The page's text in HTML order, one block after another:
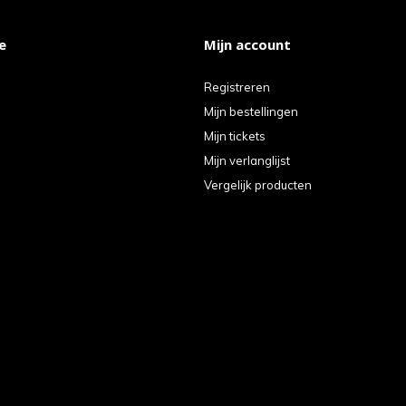
Mijn account
Registreren
Mijn bestellingen
Mijn tickets
Mijn verlanglijst
Vergelijk producten